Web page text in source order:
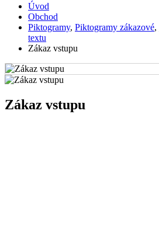
Úvod
Obchod
Piktogramy, Piktogramy zákazové,
textu
Zákaz vstupu
Zákaz vstupu